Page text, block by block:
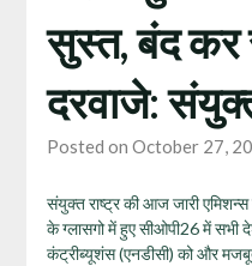
सुस्त, बंद कर
दरवाजे:
Posted on October 27,
संयुक्त राष्ट्र की आज जारी एमिशन्स
के ग्‍लासगो में हुए सीओपी26 में सभी
कंट्रीब्‍यूशंस (एनडीसी) को और